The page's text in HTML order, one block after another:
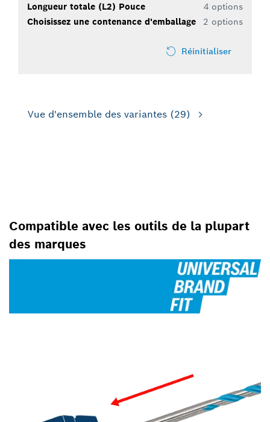
Longueur totale (L2) Pouce
4 options
Choisissez une contenance d'emballage
2 options
Réinitialiser
Vue d'ensemble des variantes (29)
Compatible avec les outils de la plupart
des marques